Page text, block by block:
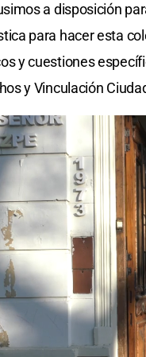
a disposición
para hacer esta
y cuestiones
y Vinculación